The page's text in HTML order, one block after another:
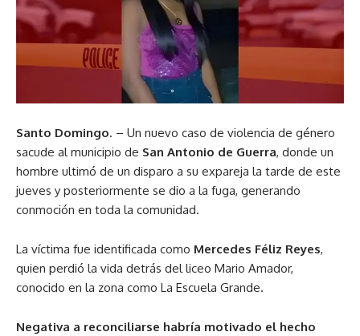
Santo Domingo. – Un nuevo caso de violencia de género
sacude al municipio de San Antonio de Guerra, donde un
hombre ultimó de un disparo a su expareja la tarde de este
jueves y posteriormente se dio a la fuga, generando
conmoción en toda la comunidad.
La víctima fue identificada como Mercedes Féliz Reyes,
quien perdió la vida detrás del liceo Mario Amador,
conocido en la zona como La Escuela Grande.
Negativa a reconciliarse habría motivado el hecho